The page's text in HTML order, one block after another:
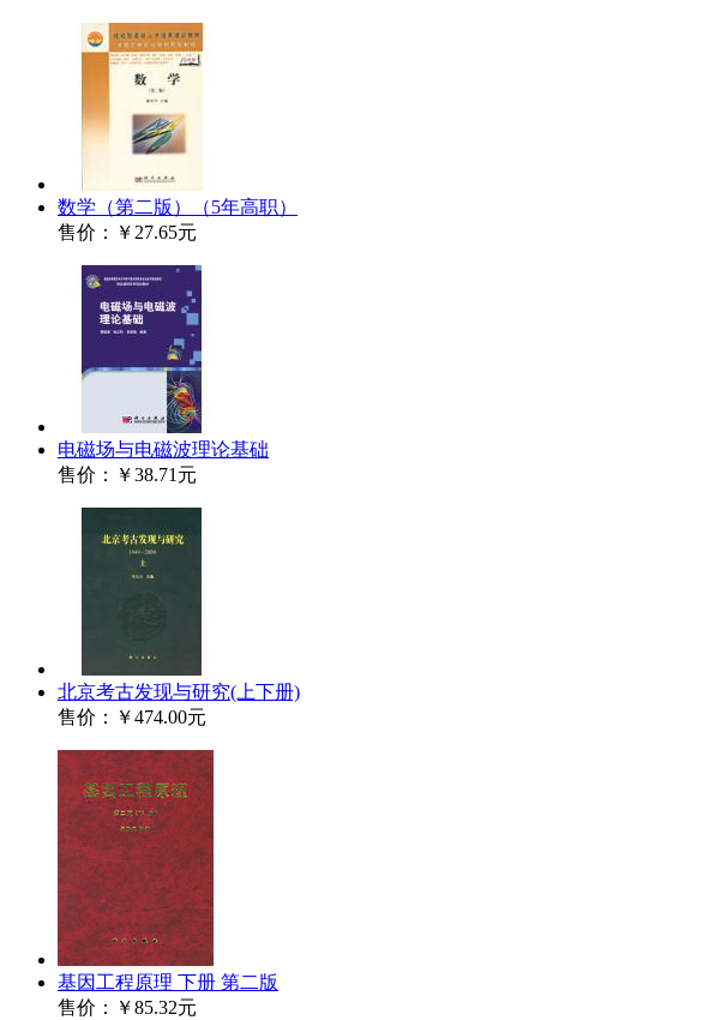
数学（第二版）（5年高职）
售价：
￥27.65元
电磁场与电磁波理论基础
售价：
￥38.71元
北京考古发现与研究(上下册)
售价：
￥474.00元
基因工程原理 下册 第二版
售价：
￥85.32元